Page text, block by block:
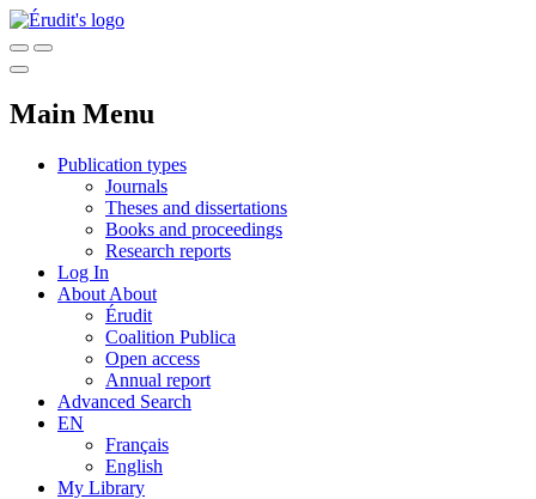
Main Menu
Publication types
Journals
Theses and dissertations
Books and proceedings
Research reports
Log In
About About
Érudit
Coalition Publica
Open access
Annual report
Advanced Search
EN
Français
English
My Library